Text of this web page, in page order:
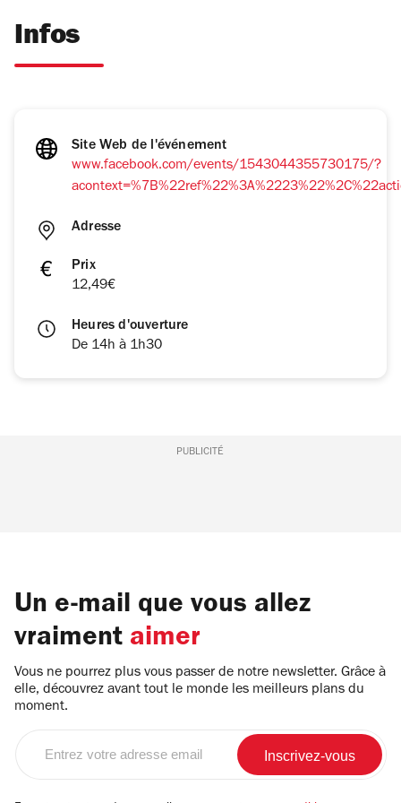
Infos
Site Web de l'événement
www.facebook.com/events/1543044355730175/?
Adresse
Prix
12,49€
Heures d'ouverture
De 14h à 1h30
PUBLICITÉ
Un e-mail que vous allez
vraiment aimer
Vous ne pourrez plus vous passer de notre newsletter. Grâce à
elle, découvrez avant tout le monde les meilleurs plans du
moment.